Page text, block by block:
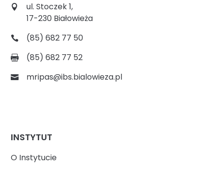
ul. Stoczek 1,
17-230 Białowieża
(85) 682 77 50
(85) 682 77 52
mripas@ibs.bialowieza.pl
INSTYTUT
O Instytucie